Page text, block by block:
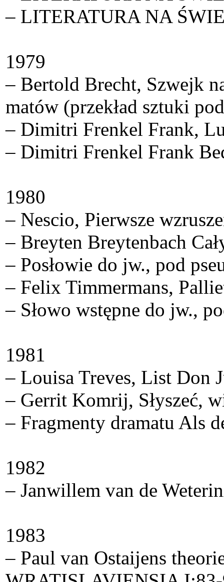
– LITERATURA NA
1979
– Bertold Brecht, Szwejk
matów (przekład sztuki
– Dimitri Frenkel Frank,
– Dimitri Frenkel Frank
1980
– Nescio, Pierwsze
– Breyten Breytenbach
– Posłowie do jw., pod
– Felix Timmermans,
– Słowo wstępne do jw.,
1981
– Louisa Treves, List Don
– Gerrit Komrij, Słyszeć,
– Fragmenty dramatu Als
1982
– Janwillem van de
1983
– Paul van Ostaijens